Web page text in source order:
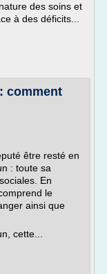
des soins et
à des déficits...
comment
être resté en
: toute sa
En
le
ainsi que
cette...